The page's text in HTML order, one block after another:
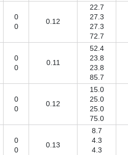
0
0
0.12
22.7
27.3
27.3
72.7
0
0
0.11
52.4
23.8
23.8
85.7
0
0
0.12
15.0
25.0
25.0
75.0
0
0
0.13
8.7
4.3
4.3